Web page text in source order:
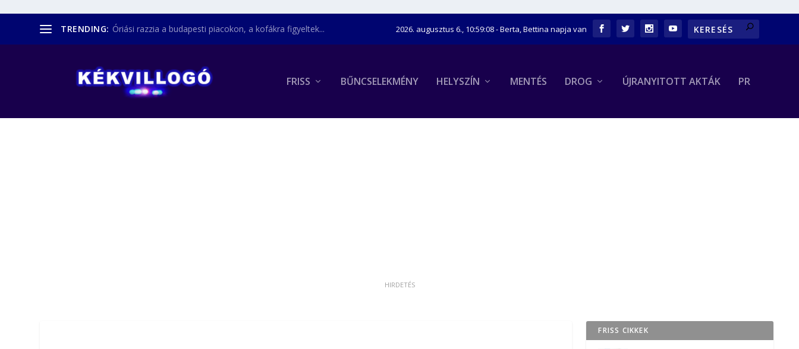
TRENDING: Óriási razzia a budapesti piacokon, a kofákra figyeltek... 2026. augusztus 6., 10:59:09- Berta, Bettina napja van
FRISS BŰNCSELEKMÉNY HELYSZÍN MENTÉS DROG ÚJRANYITOTT AKTÁK PR
FRISS CIKKEK